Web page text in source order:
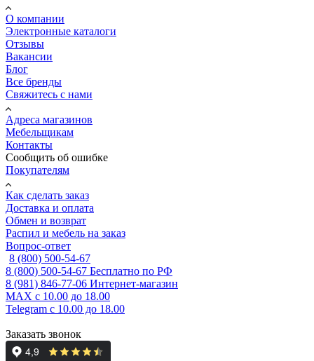
О компании
Электронные каталоги
Отзывы
Вакансии
Блог
Все бренды
Свяжитесь с нами
Адреса магазинов
Мебельщикам
Контакты
Сообщить об ошибке
Покупателям
Как сделать заказ
Доставка и оплата
Обмен и возврат
Распил и мебель на заказ
Вопрос-ответ
8 (800) 500-54-67
8 (800) 500-54-67 Бесплатно по РФ
8 (981) 846-77-06 Интернет-магазин
MAX с 10.00 до 18.00
Telegram с 10.00 до 18.00
Заказать звонок